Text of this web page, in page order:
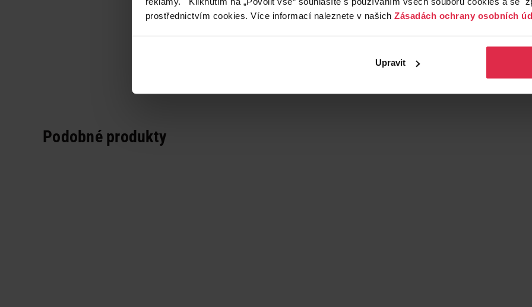
prostřednictvím cookies. Více informací naleznete v našich Zásadách ochrany osobních
Upravit
Podobné produkty